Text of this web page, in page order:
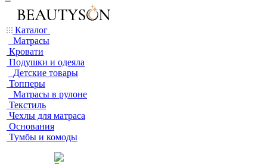
Каталог
Матрасы
Кровати
Подушки и одеяла
Детские товары
Топперы
Матрасы в рулоне
Текстиль
Чехлы для матраса
Основания
Тумбы и комоды